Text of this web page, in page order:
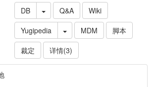
DB Q&A
Wiki
Yugipedia
MDM
脚本
裁定
详情(3)